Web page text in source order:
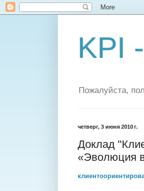
KPI
Пожалуйста,
четверг, 3 июня 2010 г.
Доклад
«Эволюция